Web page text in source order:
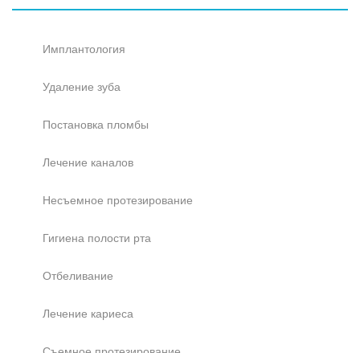
Имплантология
Удаление зуба
Постановка пломбы
Лечение каналов
Несъемное протезирование
Гигиена полости рта
Отбеливание
Лечение кариеса